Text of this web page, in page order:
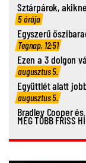
Sztárpárok,
5 órája
Egyszerű
Tegnap, 12:51
Ezen a 3 dolgon
augusztus 5.
Együttlét alatt
augusztus 5.
Bradley Cooper
MÉG TÖBB FRISS